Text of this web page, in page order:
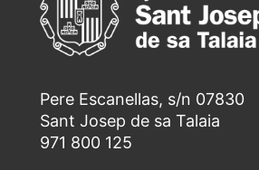
Pere Escanellas, s/n 07830
Sant Josep de sa Talaia
971 800 125